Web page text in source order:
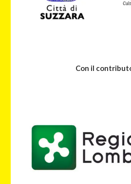
Con il